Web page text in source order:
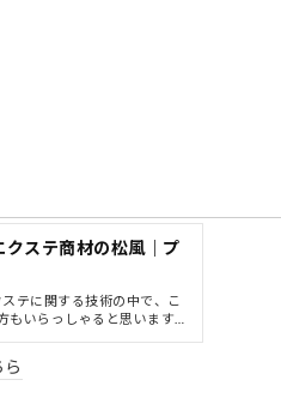
ステ商材の松風｜プ
テに関する技術の中で、こ
いらっしゃると思います。